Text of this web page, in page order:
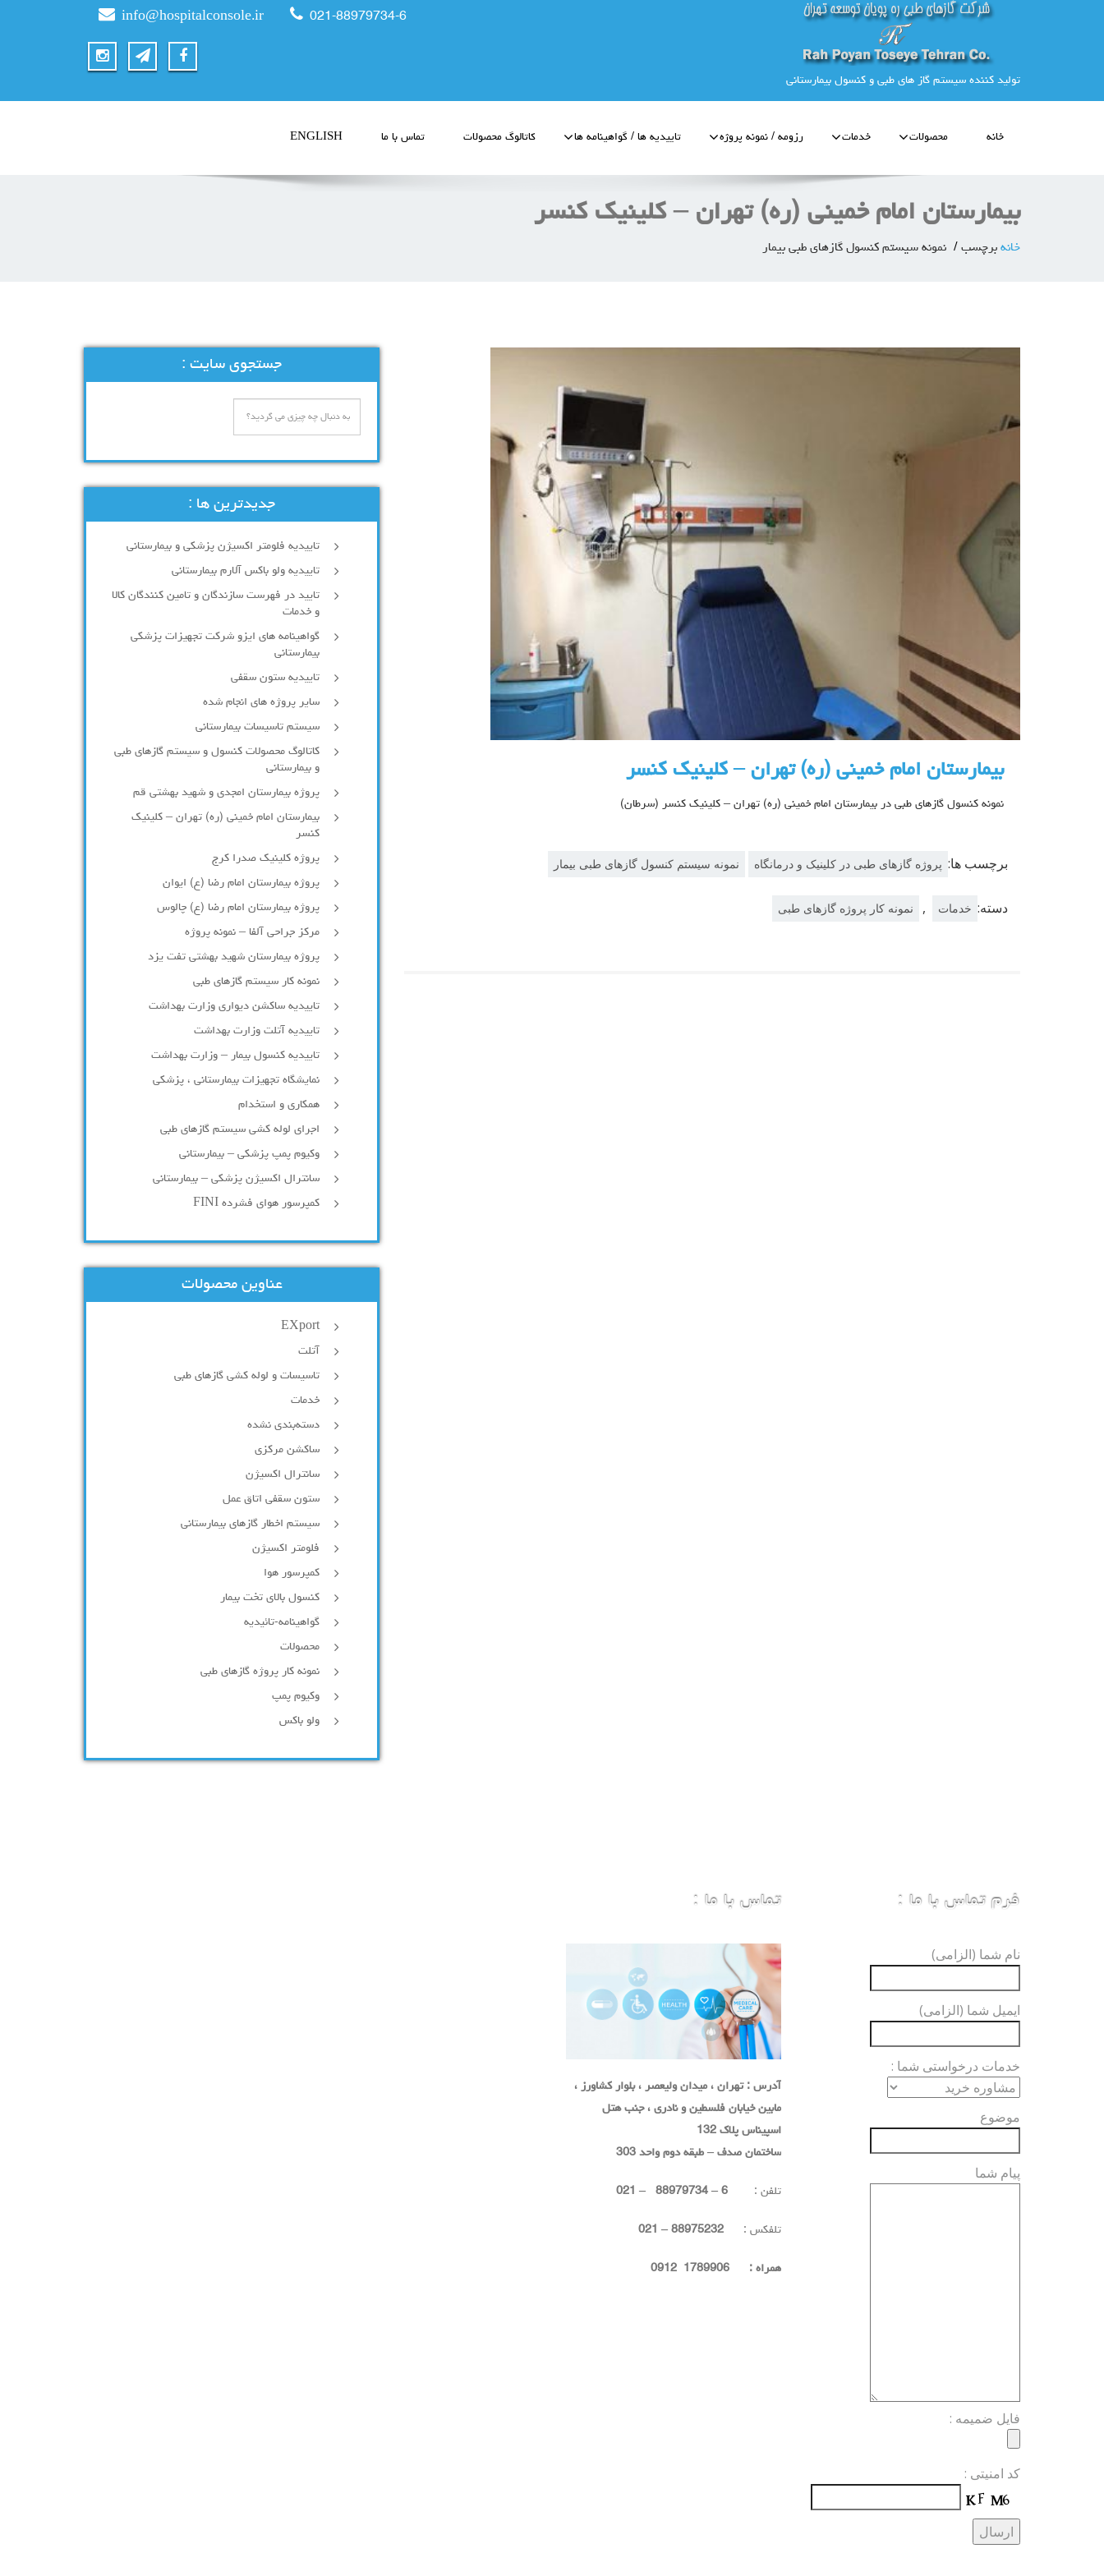
تولید کننده سیستم گاز های طبی و کنسول بیمارستانی
info@hospitalconsole.ir 021-88979734-6
خانه محصولات خدمات رزومه / نمونه پروژه تاییدیه ها / گواهینامه ها کاتالوگ محصولات تماس با ما ENGLISH
بیمارستان امام خمینی (ره) تهران – کلینیک کنسر
خانه برچسب نمونه سیستم کنسول گازهای طبی بیمار
بیمارستان امام خمینی (ره) تهران – کلینیک کنسر
نمونه کنسول گازهای طبی در بیمارستان امام خمینی (ره) تهران – کلینیک کنسر (سرطان)
برچسب ها: پروژه گازهای طبی در کلینیک و درمانگاه نمونه سیستم کنسول گازهای طبی بیمار
دسته: خدمات , نمونه کار پروژه گازهای طبی
جستجوی سایت :
جدیدترین ها :
تاییدیه فلومتر اکسیژن پزشکی و بیمارستانی
تاییدیه ولو باکس آلارم بیمارستانی
تایید در فهرست سازندگان و تامین کنندگان کالا
و خدمات
گواهینامه های ایزو شرکت تجهیزات پزشکی
بیمارستانی
تاییدیه ستون سقفی
سایر پروژه های انجام شده
سیستم تاسیسات بیمارستانی
کاتالوگ محصولات کنسول و سیستم گازهای طبی
و بیمارستانی
پروژه بیمارستان امجدی و شهید بهشتی قم
بیمارستان امام خمینی (ره) تهران – کلینیک
کنسر
پروژه کلینیک صدرا کرج
پروژه بیمارستان امام رضا (ع) ایوان
پروژه بیمارستان امام رضا (ع) چالوس
مرکز جراحی آلفا – نمونه پروژه
پروژه بیمارستان شهید بهشتی تفت یزد
نمونه کار سیستم گازهای طبی
تاییدیه ساکشن دیواری وزارت بهداشت
تاییدیه آتلت وزارت بهداشت
تاییدیه کنسول بیمار – وزارت بهداشت
نمایشگاه تجهیزات بیمارستانی ، پزشکی
همکاری و استخدام
اجرای لوله کشی سیستم گازهای طبی
وکیوم پمپ پزشکی – بیمارستانی
سانترال اکسیژن پزشکی – بیمارستانی
کمپرسور هوای فشرده FINI
عناوین محصولات
EXport
آتلت
تاسیسات و لوله کشی گازهای طبی
خدمات
دسته‌بندی نشده
ساکشن مرکزی
سانترال اکسیژن
ستون سقفی اتاق عمل
سیستم اخطار گازهای بیمارستانی
فلومتر اکسیژن
کمپرسور هوا
کنسول بالای تخت بیمار
گواهینامه-تائیدیه
محصولات
نمونه کار پروژه گازهای طبی
وکیوم پمپ
ولو باکس
فرم تماس با ما :
نام شما (الزامی)
ایمیل شما (الزامی)
خدمات درخواستی شما :
موضوع
پیام شما
فایل ضمیمه :
کد امنیتی :
تماس با ما :
آدرس : تهران ، میدان ولیعصر ، بلوار کشاورز ،
مابین خیابان فلسطین و نادری ، جنب هتل
اسپیناس پلاک 132
ساختمان صدف – طبقه دوم واحد 303
تلفن : 6 – 88979734 – 021
تلفکس : 88975232 – 021
همراه : 1789906 0912